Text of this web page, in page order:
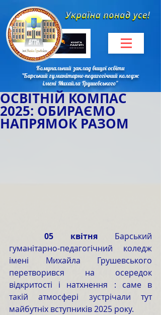
Комунальний заклад вищої освіти
"Барський гуманітарно-педагогічний коледж
імені Михайла Грушевського"
ОСВІТНІЙ КОМПАС
2025: ОБИРАЄМО
НАПРЯМОК РАЗОМ
	05 квітня
Барський
гуманітарно-педагогічний коледж
імені Михайла Грушевського
перетворився на осередок
відкритості і натхнення : саме в
такій атмосфері зустрічали тут
майбутніх вступників 2025 року.